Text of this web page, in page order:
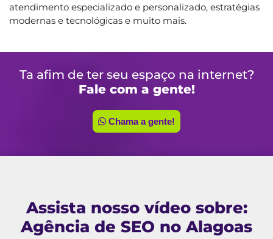
atendimento especializado e personalizado, estratégias
modernas e tecnológicas e muito mais.
Ta afim de ter seu espaço na internet?
Fale com a gente!
Chama a gente!
Assista nosso vídeo sobre:
Agência de SEO no Alagoas